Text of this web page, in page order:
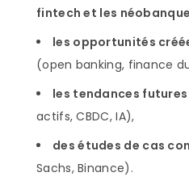
fintech et les
les opportunités
(open banking, finance
les tendances futures
actifs, CBDC, IA),
des études de cas
Sachs, Binance).